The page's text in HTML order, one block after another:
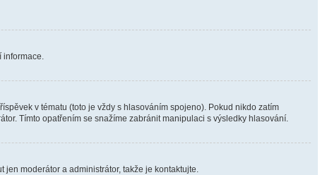
informace.
v tématu (toto je vždy s hlasováním spojeno). Pokud nikdo zatím
Tímto opatřením se snažíme zabránit manipulaci s výsledky hlasování.
moderátor a administrátor, takže je kontaktujte.